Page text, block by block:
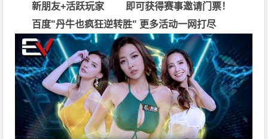
新朋友+活跃玩家 即可获得赛事邀请门票！
百度"丹牛也疯狂逆转胜" 更多活动一网打尽